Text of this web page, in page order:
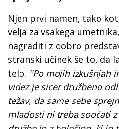
Njen prvi namen, tako
velja za vsakega
nagraditi z dobro
stranski učinek še to, da
telo. ''Po mojih izkušnjah
videz je sicer družbeno
težav, da same sebe
mladosti ni treba soočati